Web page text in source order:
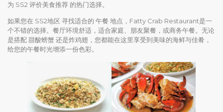
为 SS2 评价美食推荐 的热门选择。
如果您在 SS2地区 寻找适合的 午餐 地点，Fatty Crab Restaurant是一
个不错的选择。餐厅环境舒适，适合家庭、朋友聚餐，或商务午餐。无论
是搭配 甜酸螃蟹 还是炸鸡翅，您都能在这里享受到美味的海鲜与佳肴，
给您的午餐时光增添一份色彩。